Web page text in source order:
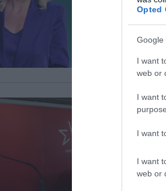
Opted
Google
I want
web or
I want
I want
I want
web or